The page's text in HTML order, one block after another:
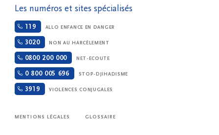
Les numéros et sites spécialisés
119 ALLO ENFANCE EN DANGER
3020 NON AU HARCÈLEMENT
0800 200 000 NET-ECOUTE
0 800 005 696 STOP-DJIHADISME
3919 VIOLENCES CONJUGALES
MENTIONS LÉGALES GLOSSAIRE